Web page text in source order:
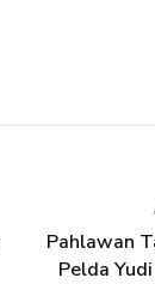
Pahlawan
Pelda